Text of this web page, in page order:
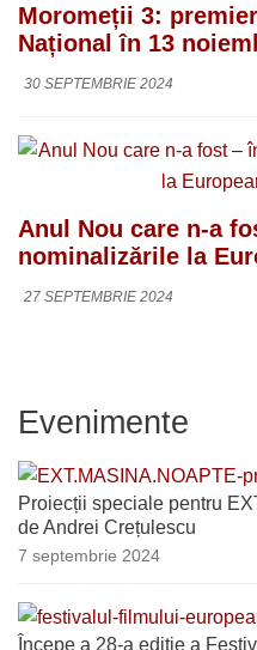
Moromeții 3:
Național în 13
30 SEPTEMBRIE 2024
Anul Nou care n-a
nominalizările la
27 SEPTEMBRIE 2024
Evenimente
Proiecții speciale pentru
de Andrei Crețulescu
7 septembrie 2024
Începe a 28-a ediție a